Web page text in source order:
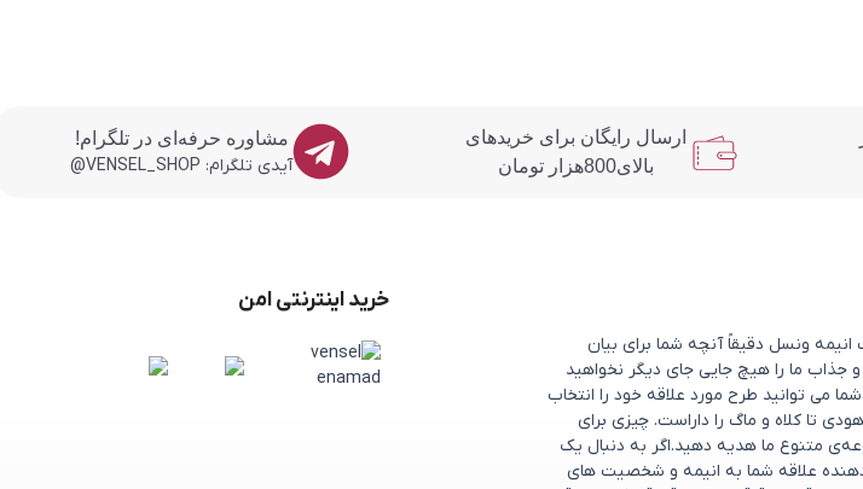
ارسال رایگان برای خریدهای
بالای800هزار تومان
مشاوره حرفه‌ای در تلگرام!
آیدی تلگرام: VENSEL_SHOP@
ونسل دقیقاً آنچه شما برای بیان
جذاب ما را هیچ جایی جای دیگر نخواهید
می توانید طرح مورد علاقه خود را انتخاب
تا کلاه و ماگ را داراست. چیزی برای
متنوع ما هدیه دهید.اگر به دنبال یک
علاقه شما به انیمه و شخصیت های
خرید اینترنتی امن